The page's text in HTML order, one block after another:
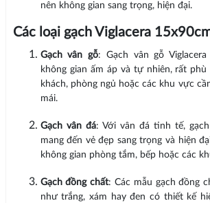
nên không gian sang trọng, hiện đại.
Các loại gạch Viglacera
Gạch vân gỗ: Gạch vân gỗ
không gian ấm áp và tự nhiên, rất
khách, phòng ngủ hoặc các khu vực
mái.
Gạch vân đá: Với vân đá tinh tế, gạch
mang đến vẻ đẹp sang trọng và hiện
không gian phòng tắm, bếp hoặc các
Gạch đồng chất: Các mẫu gạch đồng
như trắng, xám hay đen có thiết kế